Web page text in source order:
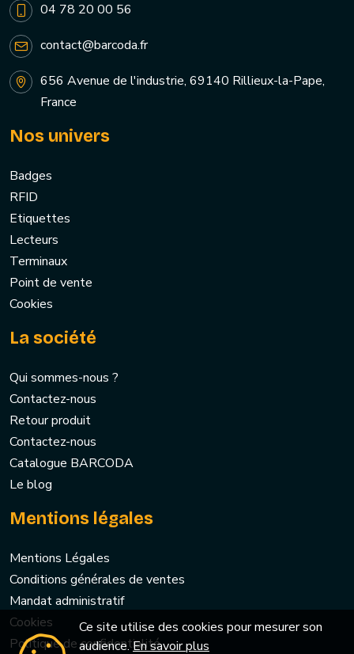
04 78 20 00 56
contact@barcoda.fr
656 Avenue de l'industrie, 69140 Rillieux-la-Pape,
France
Nos univers
Badges
RFID
Etiquettes
Lecteurs
Terminaux
Point de vente
Cookies
La société
Qui sommes-nous ?
Contactez-nous
Retour produit
Contactez-nous
Catalogue BARCODA
Le blog
Mentions légales
Mentions Légales
Conditions générales de ventes
Mandat administratif
Cookies
Politique de confidentialité
Ce site utilise des cookies pour mesurer son
audience.En savoir plus